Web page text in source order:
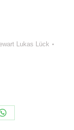
Lukas Lück
Share